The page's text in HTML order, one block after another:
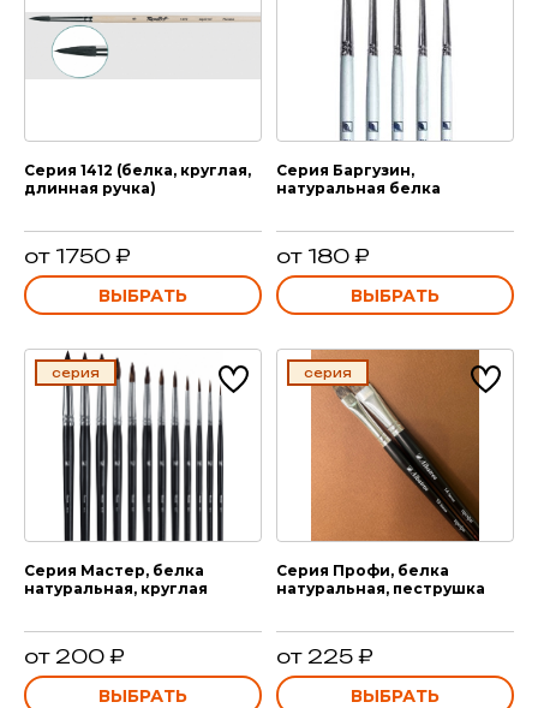
Серия 1412 (белка, круглая,
длинная ручка)
от 1750 ₽
ВЫБРАТЬ
Серия Баргузин,
натуральная белка
от 180 ₽
ВЫБРАТЬ
серия
Серия Мастер, белка
натуральная, круглая
от 200 ₽
ВЫБРАТЬ
серия
Серия Профи, белка
натуральная, пеструшка
от 225 ₽
ВЫБРАТЬ